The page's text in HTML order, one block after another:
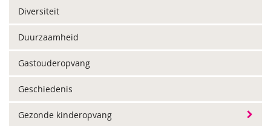
Diversiteit
Duurzaamheid
Gastouderopvang
Geschiedenis
Gezonde kinderopvang